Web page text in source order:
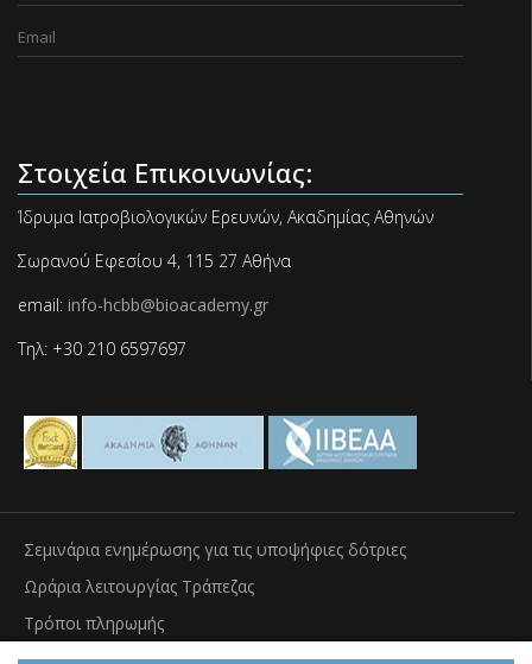
Στοιχεία Επικοινωνίας:
Ίδρυμα Ιατροβιολογικών Ερευνών, Ακαδημίας Αθηνών
Σωρανού Εφεσίου 4, 115 27 Αθήνα
email: info-hcbb@bioacademy.gr
Τηλ: +30 210 6597697
Σεμινάρια ενημέρωσης για τις υποψήφιες δότριες
Ωράρια λειτουργίας Τράπεζας
Τρόποι πληρωμής